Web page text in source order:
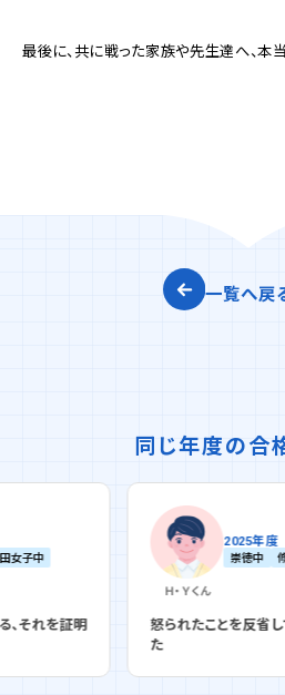
最後に、共に戦った家族や先生達へ、本
一覧へ戻
同じ年度の合
明
2025年度
崇徳中 修道中 広島
怒られたことを反省してちゃん